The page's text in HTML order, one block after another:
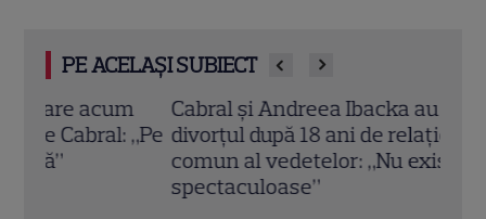
PE ACELAȘI SUBIECT
Cabral și Andreea Ibacka au confirmat
divorțul după 18 ani de relație. Mesajul
comun al vedetelor: „Nu există trădări
spectaculoase”